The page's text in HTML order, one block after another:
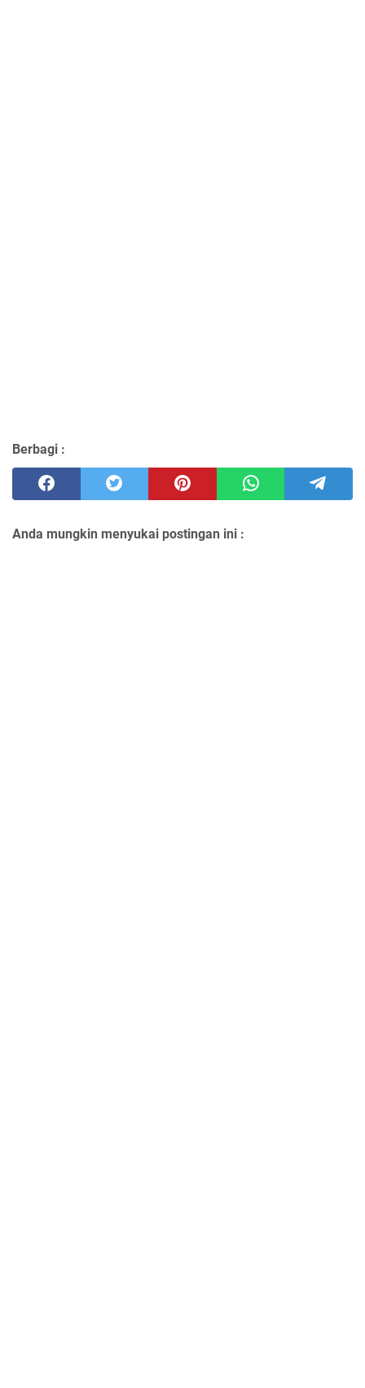
Berbagi :
Anda mungkin menyukai postingan ini :